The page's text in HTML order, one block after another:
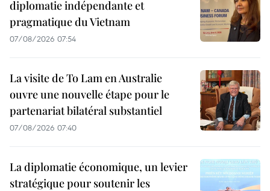
diplomatie indépendante et
pragmatique du Vietnam
07/08/2026 07:54
La visite de To Lam en Australie
ouvre une nouvelle étape pour le
partenariat bilatéral substantiel
07/08/2026 07:40
La diplomatie économique, un levier
stratégique pour soutenir les